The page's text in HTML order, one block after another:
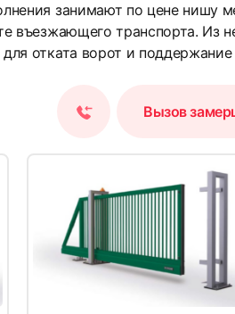
занимают по цене
въезжающего транспорта. Из
отката ворот и
Вызов